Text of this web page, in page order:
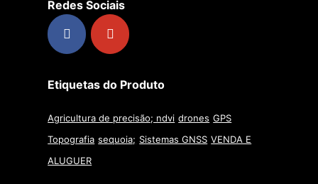
Redes Sociais
Etiquetas do Produto
Agricultura de precisão; ndvi drones GPS
Topografia sequoia; Sistemas GNSS VENDA E
ALUGUER